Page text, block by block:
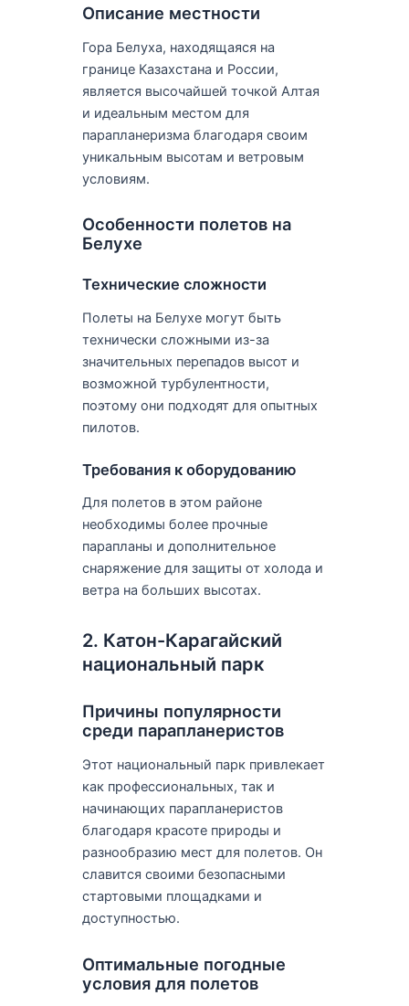
Описание местности
Гора Белуха, находящаяся на
границе Казахстана и России,
является высочайшей точкой Алтая
и идеальным местом для
парапланеризма благодаря своим
уникальным высотам и ветровым
условиям.
Особенности полетов на
Белухе
Технические сложности
Полеты на Белухе могут быть
технически сложными из-за
значительных перепадов высот и
возможной турбулентности,
поэтому они подходят для опытных
пилотов.
Требования к оборудованию
Для полетов в этом районе
необходимы более прочные
парапланы и дополнительное
снаряжение для защиты от холода и
ветра на больших высотах.
2. Катон-Карагайский
национальный парк
Причины популярности
среди парапланеристов
Этот национальный парк привлекает
как профессиональных, так и
начинающих парапланеристов
благодаря красоте природы и
разнообразию мест для полетов. Он
славится своими безопасными
стартовыми площадками и
доступностью.
Оптимальные погодные
условия для полетов